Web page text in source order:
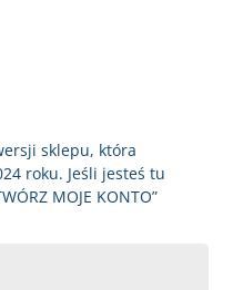
sklepu, która
roku. Jeśli jesteś tu
MOJE KONTO”